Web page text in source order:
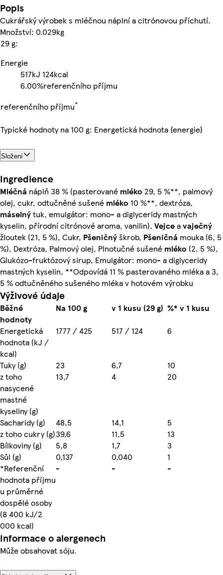
Popis
Cukrářský výrobek s mléčnou náplní a citrónovou příchutí.
Množství: 0.029kg
29 g:
Energie
517kJ 124kcal
6.00%referenčního příjmu
referenčního příjmu*
Typické hodnoty na 100 g: Energetická hodnota {energie}
Složení
Ingredience
Mléčná náplň 38 % (pasterované mléko 29, 5 %**, palmový
olej, cukr, odtučněné sušené mléko 10 %**, dextróza,
máselnýtuk, emulgátor: mono- a diglyceridy mastných
kyselin, přírodní citrónové aroma, vanilin), Vejceavaječný
žloutek (21, 5 %), Cukr, Pšeničnýškrob, Pšeničná mouka (6, 5
%), Dextróza, Palmový olej, Plnotučné sušené mléko (2, 5 %),
Glukózo-fruktózový sirup, Emulgátor: mono- a diglyceridy
mastných kyselin, **Odpovídá 11 % pasterovaného mléka a 3,
5 % odtučněného sušeného mléka v hotovém výrobku
Výživové údaje
Běžné
hodnoty
Na 100 g v 1 kusu (29 g) %* v 1 kusu
Energetická
hodnota (kJ /
kcal)
1777 / 425 517 / 124 6
Tuky (g) 23 6,7
10
z toho
nasycené
mastné
kyseliny (g)
13,7 4 20
Sacharidy (g) 48,5 14,1
5
z toho cukry (g)39,6 11,5
13
Bílkoviny (g)
5,8 1,7
3
Sůl (g)
0,137 0,040
1
*Referenční
hodnota příjmu
u průměrné
dospělé osoby
(8 400 kJ/2
000 kcal)
- - -
Informace o alergenech
Může obsahovat sóju.